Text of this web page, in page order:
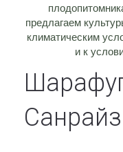
предлагаем
климатическим
и к